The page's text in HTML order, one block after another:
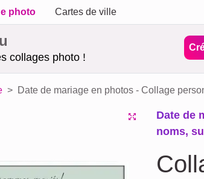
photo Cartes de ville
collages photo !
Date de mariage en photos - Collage
Date de
noms,